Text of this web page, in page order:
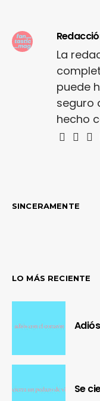
La
puede
seguro
hecho
SINCERAMENTE
LO MÁS RECIENTE
Se